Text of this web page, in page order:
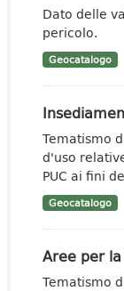
Dato delle
pericolo.
Geocatalogo
Tematismo
d'uso
PUC ai fini
Geocatalogo
Aree per
Tematismo